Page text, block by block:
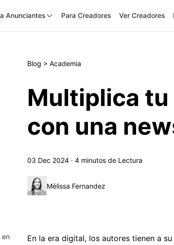
Anunciantes Para Creadores Ver Creadores
Blog > Academia
Multiplica tu
con una
03 Dec 2024 · 4 minutos de Lectura
Mélissa Fernandez
En la era digital, los autores tienen a